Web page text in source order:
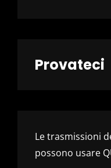
Provateci
Le trasmissioni
possono usare